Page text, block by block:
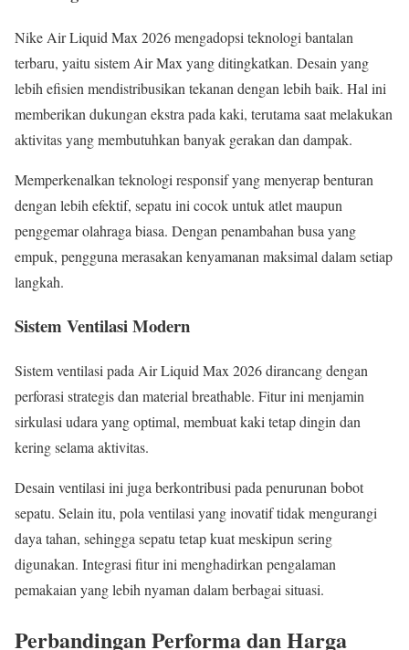
Nike Air Liquid Max 2026 mengadopsi teknologi bantalan
terbaru, yaitu sistem Air Max yang ditingkatkan. Desain yang
lebih efisien mendistribusikan tekanan dengan lebih baik. Hal ini
memberikan dukungan ekstra pada kaki, terutama saat melakukan
aktivitas yang membutuhkan banyak gerakan dan dampak.
Memperkenalkan teknologi responsif yang menyerap benturan
dengan lebih efektif, sepatu ini cocok untuk atlet maupun
penggemar olahraga biasa. Dengan penambahan busa yang
empuk, pengguna merasakan kenyamanan maksimal dalam setiap
langkah.
Sistem Ventilasi Modern
Sistem ventilasi pada Air Liquid Max 2026 dirancang dengan
perforasi strategis dan material breathable. Fitur ini menjamin
sirkulasi udara yang optimal, membuat kaki tetap dingin dan
kering selama aktivitas.
Desain ventilasi ini juga berkontribusi pada penurunan bobot
sepatu. Selain itu, pola ventilasi yang inovatif tidak mengurangi
daya tahan, sehingga sepatu tetap kuat meskipun sering
digunakan. Integrasi fitur ini menghadirkan pengalaman
pemakaian yang lebih nyaman dalam berbagai situasi.
Perbandingan Performa dan Harga